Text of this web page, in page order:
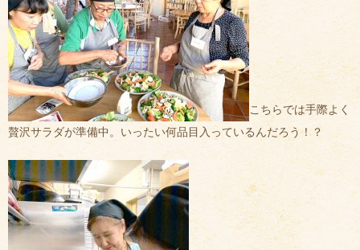
こちらでは手際よく
贅沢サラダが準備中。いったい何品目入っているんだろう！？